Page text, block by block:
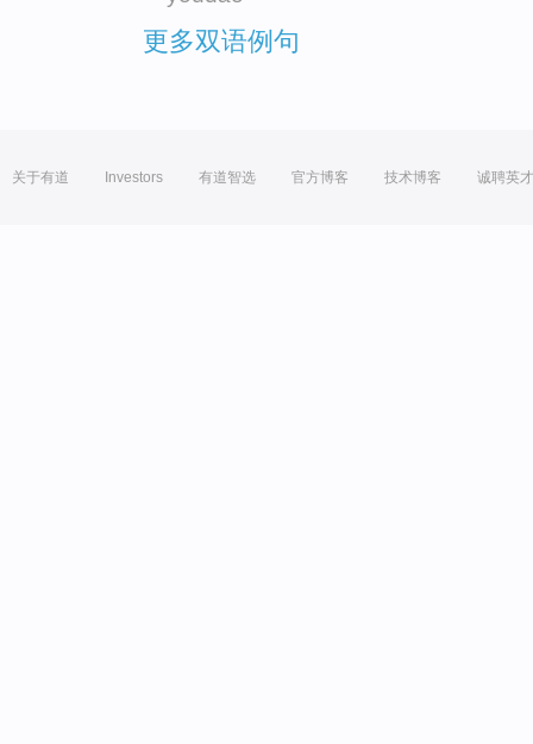
更多双语例句
关于有道 Investors 有道智选 官方博客 技术博客 诚聘英才